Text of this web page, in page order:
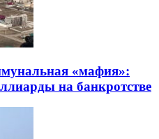
«мафия»:
на банкротстве